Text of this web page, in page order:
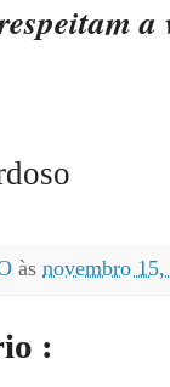
às novembro
: